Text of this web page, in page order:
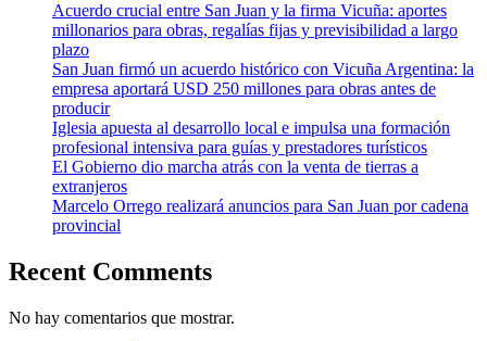
Acuerdo crucial entre San Juan y la firma Vicuña: aportes
millonarios para obras, regalías fijas y previsibilidad a largo
plazo
San Juan firmó un acuerdo histórico con Vicuña Argentina: la
empresa aportará USD 250 millones para obras antes de
producir
Iglesia apuesta al desarrollo local e impulsa una formación
profesional intensiva para guías y prestadores turísticos
El Gobierno dio marcha atrás con la venta de tierras a
extranjeros
Marcelo Orrego realizará anuncios para San Juan por cadena
provincial
Recent Comments
No hay comentarios que mostrar.